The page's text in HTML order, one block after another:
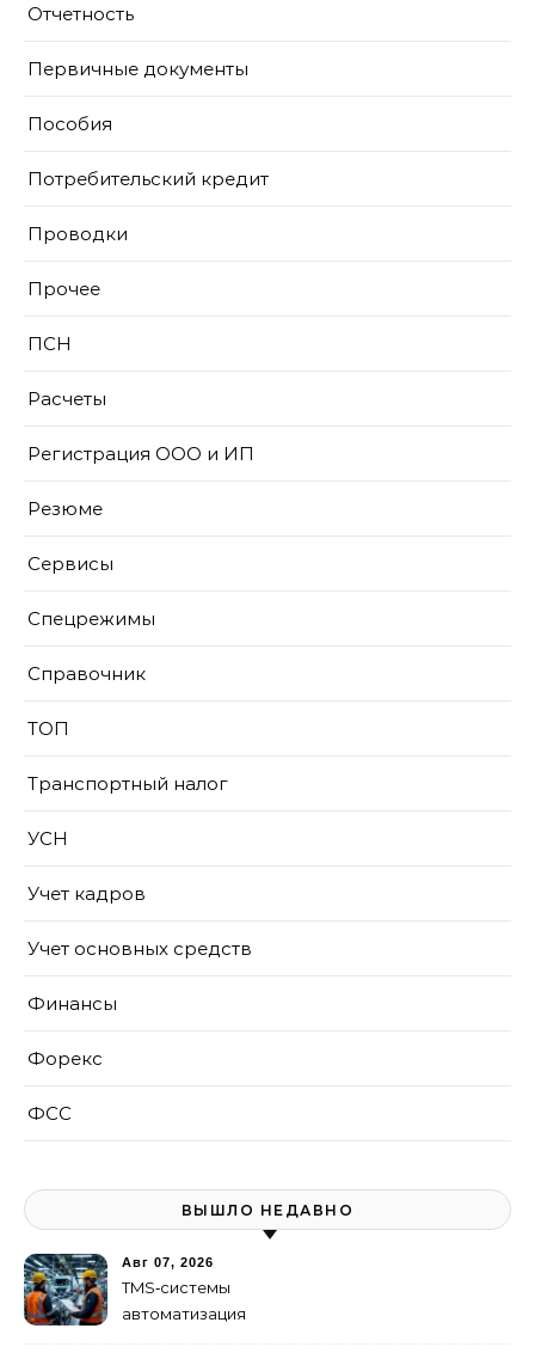
Отчетность
Первичные документы
Пособия
Потребительский кредит
Проводки
Прочее
ПСН
Расчеты
Регистрация ООО и ИП
Резюме
Сервисы
Спецрежимы
Справочник
ТОП
Транспортный налог
УСН
Учет кадров
Учет основных средств
Финансы
Форекс
ФСС
ВЫШЛО НЕДАВНО
Авг 07, 2026
TMS‑системы
автоматизация